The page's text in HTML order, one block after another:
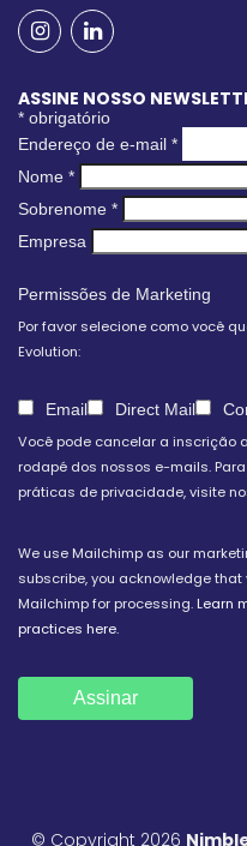
ASSINE NOSSO
* obrigatório
Endereço de e-mail *
Nome *
Sobrenome *
Empresa
Permissões de Marketing
Por favor selecione como você
Evolution:
Email Direct Mail
Você pode cancelar a inscrição
rodapé dos nossos e-mails.
práticas de privacidade, visite
We use Mailchimp as our
subscribe, you acknowledge
Mailchimp for processing.Learn
practices here.
© Copyright 2026